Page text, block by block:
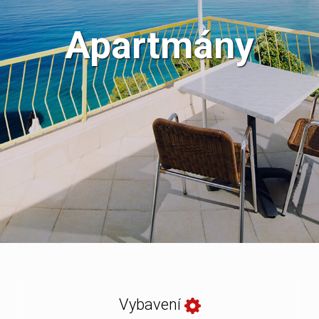
Apartmány
Vybavení